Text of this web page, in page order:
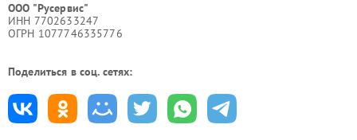
ООО "Русервис"
ИНН 7702633247
ОГРН 1077746335776
Поделиться в соц. сетях: